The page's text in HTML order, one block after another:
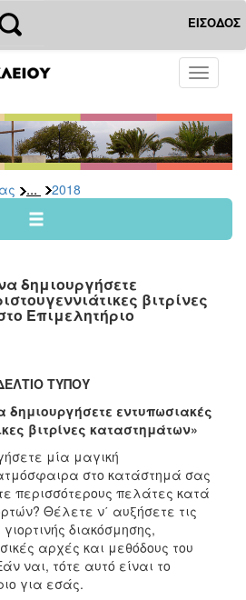
ΕΙΣΟΔΟΣ
Toggle
... 2018
δημιουργήσετε
βιτρίνες
Επιμελητήριο
ΤΥΠΟΥ
εντυπωσιακές
βιτρίνες καταστημάτων»
μία μαγική
στο κατάστημά σας
περισσότερους πελάτες κατά
Θέλετε ν΄ αυξήσετε τις
διακόσμησης,
αρχές και μεθόδους του
ναι, τότε αυτό είναι το
για εσάς.